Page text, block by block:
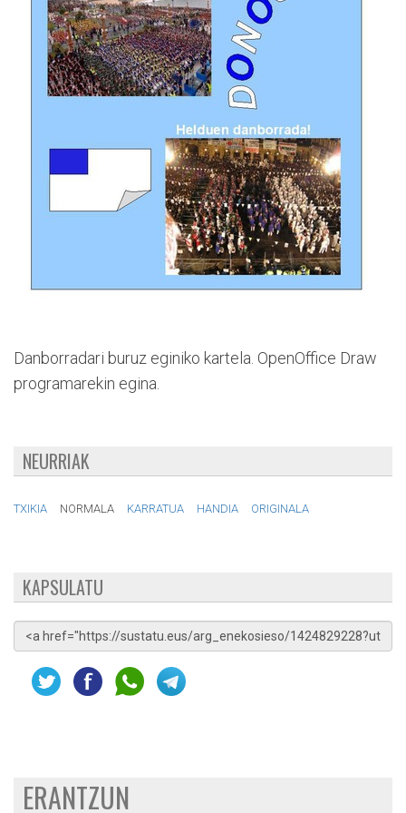
Danborradari buruz eginiko kartela. OpenOffice Draw
programarekin egina.
NEURRIAK
TXIKIA NORMALA KARRATUA HANDIA ORIGINALA
KAPSULATU
ERANTZUN